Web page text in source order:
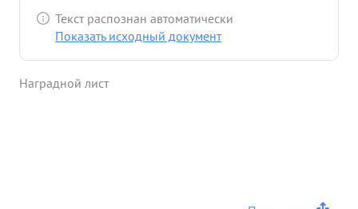
соверо-Запад сных Командование приняло
решение: наступлением расстроить план
начальника Политотдела политически обеспечить
Текст распознан автоматически
Показать исходный документ
Наградной лист